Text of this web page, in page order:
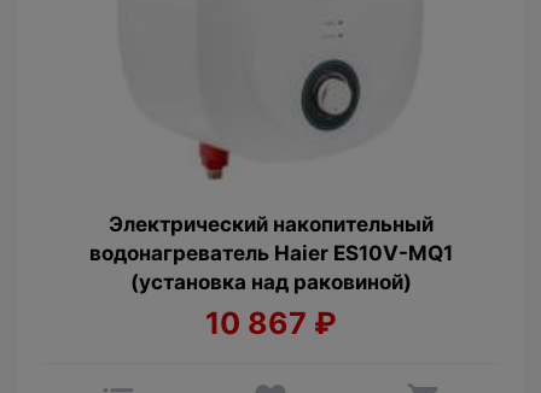
Электрический накопительный
водонагреватель Haier ES10V-MQ1
(установка над раковиной)
10 867 ₽